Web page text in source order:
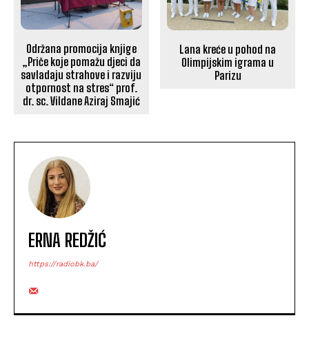
Održana promocija knjige
„Priče koje pomažu djeci da
savladaju strahove i razviju
otpornost na stres“ prof.
dr. sc. Vildane Aziraj Smajić
Lana kreće u pohod na
Olimpijskim igrama u
Parizu
ERNA REDŽIĆ
https://radiobk.ba/